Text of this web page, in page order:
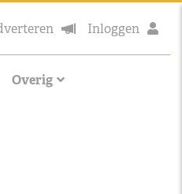
Inloggen
Overig